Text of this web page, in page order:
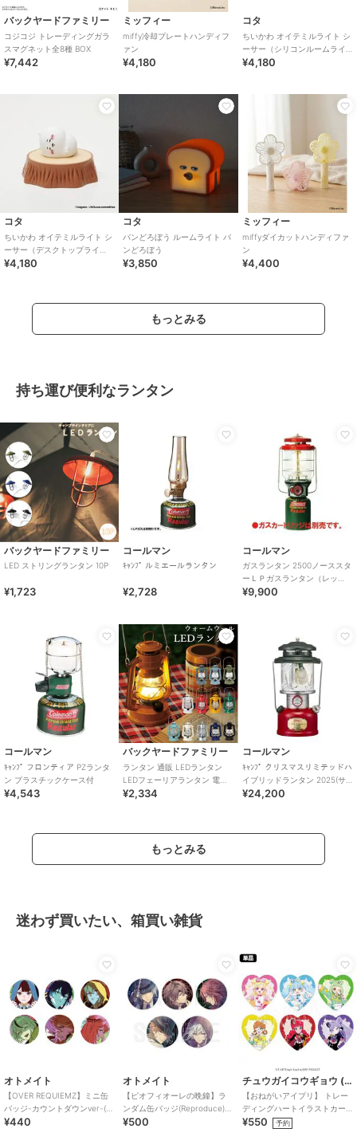
バックヤードファミリー
コジコジ トレーディングガラ
スマグネット全8種 BOX
¥7,442
ミッフィー
miffy冷却プレートハンディフ
ァン
¥4,180
コタ
ちいかわ オイテミルライト シ
ーサー（シリコンルームライ
ト）
¥4,180
コタ
ちいかわ オイテミルライト シ
ーサー（デスクトップライ
ト）
¥4,180
コタ
パンどろぼう ルームライト パ
ンどろぼう
¥3,850
ミッフィー
miffyダイカットハンディファ
ン
¥4,400
もっとみる
持ち運び便利なランタン
バックヤードファミリー
LED ストリングランタン 10P
¥1,723
コールマン
ｷｬﾝﾌﾟ ルミエールランタン
¥2,728
コールマン
ガスランタン 2500ノーススタ
ーＬＰガスランタン（レッ
ド）
¥9,900
コールマン
ｷｬﾝﾌﾟ フロンティア PZランタ
ン プラスチックケース付
¥4,543
バックヤードファミリー
ランタン 通販 LEDランタン
LEDフェーリアランタン 電池
式 LED インテリア 照明 持ち
¥2,334
コールマン
ｷｬﾝﾌﾟ クリスマスリミテッドハ
イブリッドランタン 2025(サ
ンタクロースエディション)
¥24,200
もっとみる
迷わず買いたい、箱買い雑貨
オトメイト
【OVER REQUIEMZ】ミニ缶
バッジ-カウントダウンver-(ラ
ンダム全6種)
¥440
オトメイト
【ピオフィオーレの晩鐘】ラ
ンダム缶バッジ(Reproduce)
（ランダム全5種）
¥500
チュウガイコウギョウ (Chugai Mining)
【おねがいアイプリ】 トレー
ディングハートイラストカー
ド （ランダム全6種）
¥550 予約